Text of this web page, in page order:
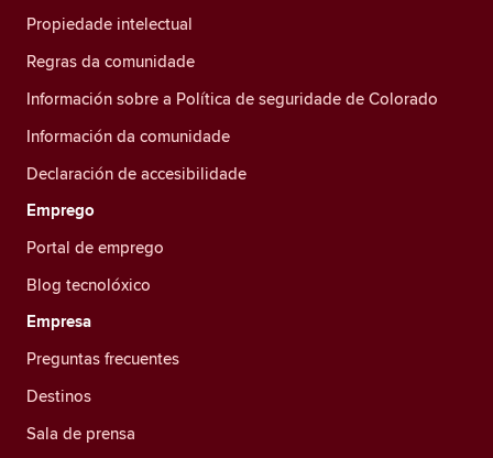
Propiedade intelectual
Regras da comunidade
Información sobre a Política de seguridade de Colorado
Información da comunidade
Declaración de accesibilidade
Emprego
Portal de emprego
Blog tecnolóxico
Empresa
Preguntas frecuentes
Destinos
Sala de prensa